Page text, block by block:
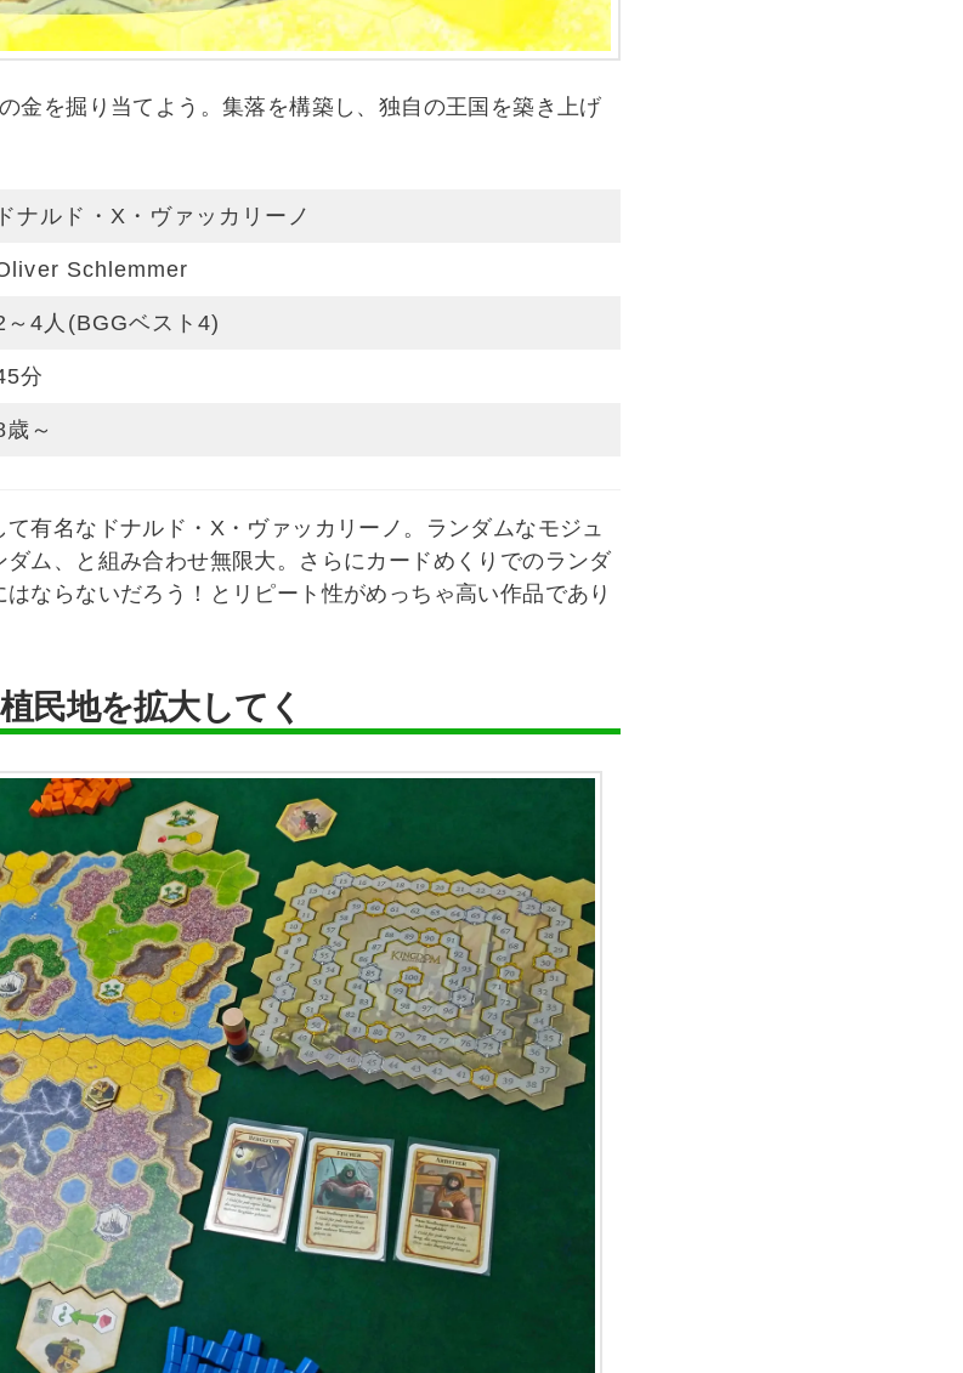
金を掘り当てよう。集落を構築し、独自の王国を築き上げ
ドナルド・X・ヴァッカリーノ
Schlemmer
～4人(BGGベスト4)
分
歳～
て有名なドナルド・X・ヴァッカリーノ。ランダムなモジュ
ム、と組み合わせ無限大。さらにカードめくりでのランダ
ならないだろう！とリピート性がめっちゃ高い作品であり
民地を拡大してく